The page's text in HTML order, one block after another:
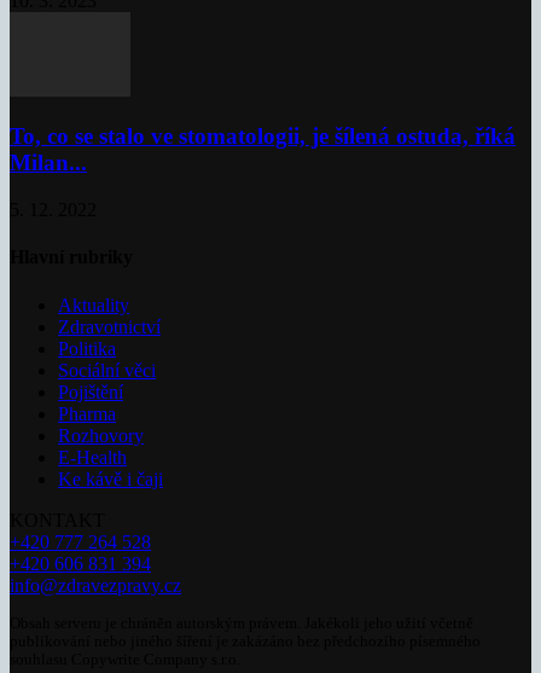
To, co se stalo ve stomatologii, je šílená ostuda, říká
Milan...
Aktuality
Zdravotnictví
Politika
Sociální věci
Pojištění
Pharma
Rozhovory
E-Health
Ke kávě i čaji
+420 777 264 528
+420 606 831 394
info@zdravezpravy.cz